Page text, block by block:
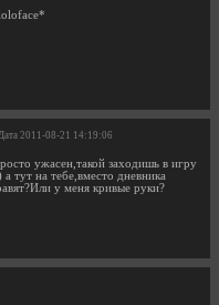
Дата 2011-08-21 14:19:06
ужасен,такой заходишь в игру
тут на тебе,вместо дневника
у меня кривые руки?